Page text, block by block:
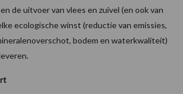
de uitvoer van vlees en zuivel (en ook van
ecologische winst (reductie van emissies,
bodem en waterkwaliteit)